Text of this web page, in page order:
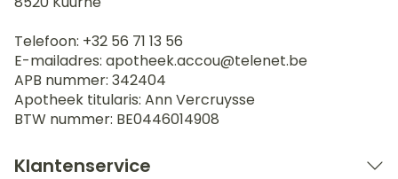
Telefoon: +32 56 71 13 56
E-mailadres: apotheek.accou@telenet.be
APB nummer: 342404
Apotheek titularis: Ann Vercruysse
BTW nummer: BE0446014908
Klantenservice